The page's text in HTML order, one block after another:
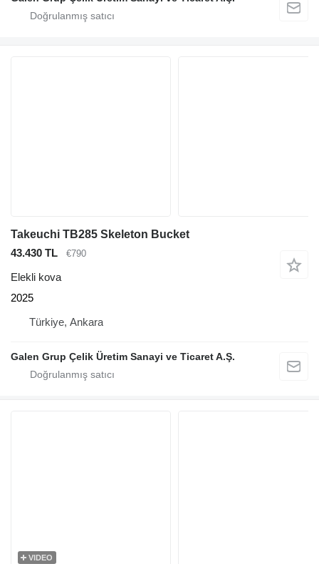
Takeuchi TB285 Skeleton Bucket
43.430 TL
€790
Elekli kova
2025
Türkiye, Ankara
Galen Grup Çelik Üretim Sanayi ve Ticaret A.Ş.
VIDEO